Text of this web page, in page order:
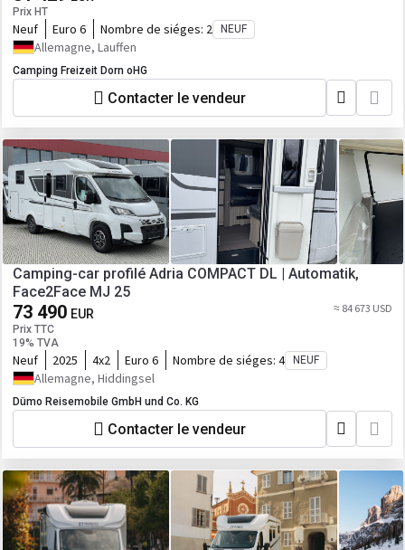
Prix HT
Neuf Euro 6 Nombre de siéges: 2 NEUF
Allemagne, Lauffen
Camping Freizeit Dorn oHG
Contacter le vendeur
Camping-car profilé Adria COMPACT DL | Automatik,
Face2Face MJ 25
73 490 EUR
Prix TTC
19% TVA
≈ 84 673 USD
Neuf 2025 4x2 Euro 6 Nombre de siéges: 4 NEUF
Allemagne, Hiddingsel
Dümo Reisemobile GmbH und Co. KG
Contacter le vendeur